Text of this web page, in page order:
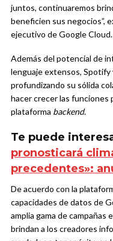
juntos, continuaremos
beneficien sus negocios”,
ejecutivo de Google Cloud.
Además del potencial de
lenguaje extensos,
profundizando su sólida
hacer crecer las funciones
plataforma backend.
Te puede
pronosticará
precedentes»:
De acuerdo con la
capacidades de datos de
amplia gama de campañas
brindan a los creadores